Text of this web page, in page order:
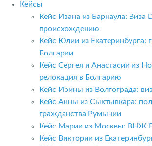
Кейсы
Кейс Ивана из Барнаула: Виза
происхождению
Кейс Юлии из Екатеринбурга:
Болгарии
Кейс Сергея и Анастасии из
релокация в Болгарию
Кейс Ирины из Волгограда:
Кейс Анны из Сыктывкара:
гражданства Румынии
Кейс Марии из Москвы: ВНЖ
Кейс Виктории из